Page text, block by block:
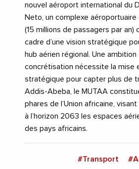
nouvel aéroport international du
Neto, un complexe
(15 millions de passagers par an)
cadre d’une vision stratégique
hub aérien régional. Une ambition
concrétisation nécessite la mise
stratégique pour capter plus de
Addis-Abeba, le MUTAA
phares de l’Union africaine,
à l’horizon 2063 les espaces
des pays africains.
#Transport